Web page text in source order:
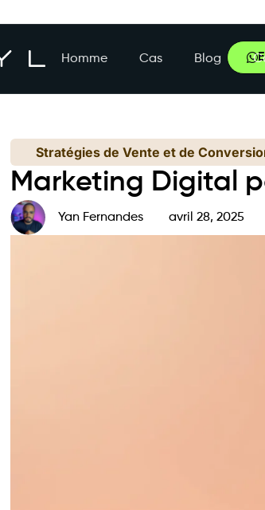
Homme Cas Blog
Stratégies de Vente et de
Marketing Digital
Yan Fernandes avril 28, 2025